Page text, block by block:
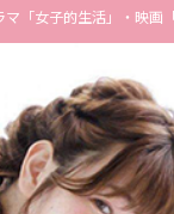
「女子的生活」・映